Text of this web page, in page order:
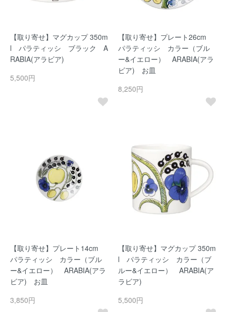
【取り寄せ】マグカップ 350m
l パラティッシ ブラック A
RABIA(アラビア)
5,500円
【取り寄せ】プレート26cm
パラティッシ カラー（ブル
ー&イエロー） ARABIA(アラ
ビア) お皿
8,250円
【取り寄せ】プレート14cm
パラティッシ カラー（ブル
ー&イエロー） ARABIA(アラ
ビア) お皿
3,850円
【取り寄せ】マグカップ 350m
l パラティッシ カラー（ブ
ルー&イエロー） ARABIA(ア
ラビア)
5,500円